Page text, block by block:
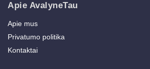
Apie AvalyneTau
Apie mus
Privatumo politika
Kontaktai